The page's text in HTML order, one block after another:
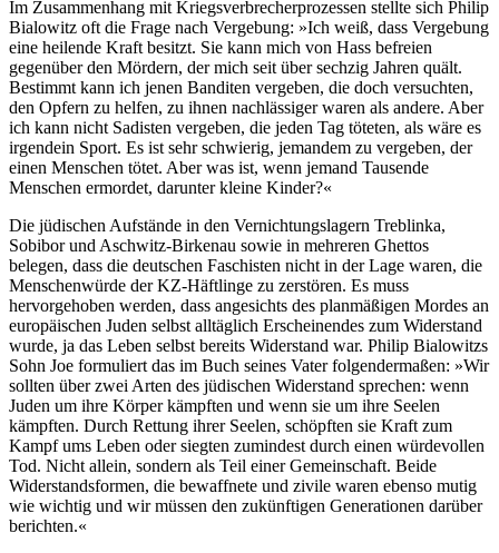
Im Zusammenhang mit Kriegsverbrecherprozessen stellte sich Philip
Bialowitz oft die Frage nach Vergebung: »Ich weiß, dass Vergebung
eine heilende Kraft besitzt. Sie kann mich von Hass befreien
gegenüber den Mördern, der mich seit über sechzig Jahren quält.
Bestimmt kann ich jenen Banditen vergeben, die doch versuchten,
den Opfern zu helfen, zu ihnen nachlässiger waren als andere. Aber
ich kann nicht Sadisten vergeben, die jeden Tag töteten, als wäre es
irgendein Sport. Es ist sehr schwierig, jemandem zu vergeben, der
einen Menschen tötet. Aber was ist, wenn jemand Tausende
Menschen ermordet, darunter kleine Kinder?«
Die jüdischen Aufstände in den Vernichtungslagern Treblinka,
Sobibor und Aschwitz-Birkenau sowie in mehreren Ghettos
belegen, dass die deutschen Faschisten nicht in der Lage waren, die
Menschenwürde der KZ-Häftlinge zu zerstören. Es muss
hervorgehoben werden, dass angesichts des planmäßigen Mordes an
europäischen Juden selbst alltäglich Erscheinendes zum Widerstand
wurde, ja das Leben selbst bereits Widerstand war. Philip Bialowitzs
Sohn Joe formuliert das im Buch seines Vater folgendermaßen: »Wir
sollten über zwei Arten des jüdischen Widerstand sprechen: wenn
Juden um ihre Körper kämpften und wenn sie um ihre Seelen
kämpften. Durch Rettung ihrer Seelen, schöpften sie Kraft zum
Kampf ums Leben oder siegten zumindest durch einen würdevollen
Tod. Nicht allein, sondern als Teil einer Gemeinschaft. Beide
Widerstandsformen, die bewaffnete und zivile waren ebenso mutig
wie wichtig und wir müssen den zukünftigen Generationen darüber
berichten.«